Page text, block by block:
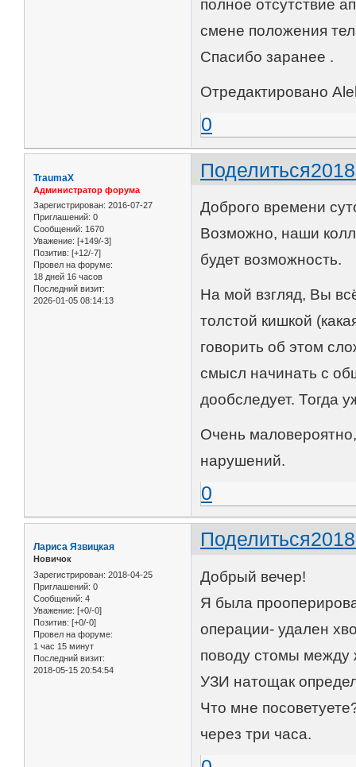
полное отсутствие
смене положения
Спасибо заранее .
Отредактировано
0
Поделиться
TraumaX
Администратор форума
Зарегистрирован: 2016-07-27
Приглашений: 0
Сообщений: 1670
Уважение: [+149/-3]
Позитив: [+12/-7]
Провел на форуме:
18 дней 16 часов
Последний визит:
2026-01-05 08:14:13
Доброго времени
Возможно, наши
будет возможность.
На мой взгляд, Вы
толстой кишкой
говорить об этом
смысл начинать с
дообследует. Тогда
Очень
нарушений.
0
Поделиться
Лариса Язвицкая
Новичок
Зарегистрирован: 2018-04-25
Приглашений: 0
Сообщений: 4
Уважение: [+0/-0]
Позитив: [+0/-0]
Провел на форуме:
1 час 15 минут
Последний визит:
2018-05-15 20:54:54
Добрый вечер!
Я была
операции- удален
поводу стомы между
УЗИ натощак
Что мне
через три часа.